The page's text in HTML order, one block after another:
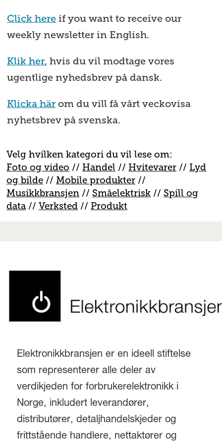
Click hereif you want to receive our
weekly newsletter in English.
Klik her, hvis du vil modtage vores
ugentlige nyhedsbrev på dansk.
Klicka härom du vill få vårt veckovisa
nyhetsbrev på svenska.
Velg hvilken kategori du vil lese om:
Foto og video // Handel // Hvitevarer // Lyd
og bilde //Mobile produkter //
Musikkbransjen // Småelektrisk // Spill og
data //Verksted // Produkt
Elektronikkbransjen er en ideell stiftelse
som representerer alle deler av
verdikjeden for forbrukerelektronikk i
Norge, inkludert leverandører,
distributører, detaljhandelskjeder og
frittstående handlere, nettaktører og